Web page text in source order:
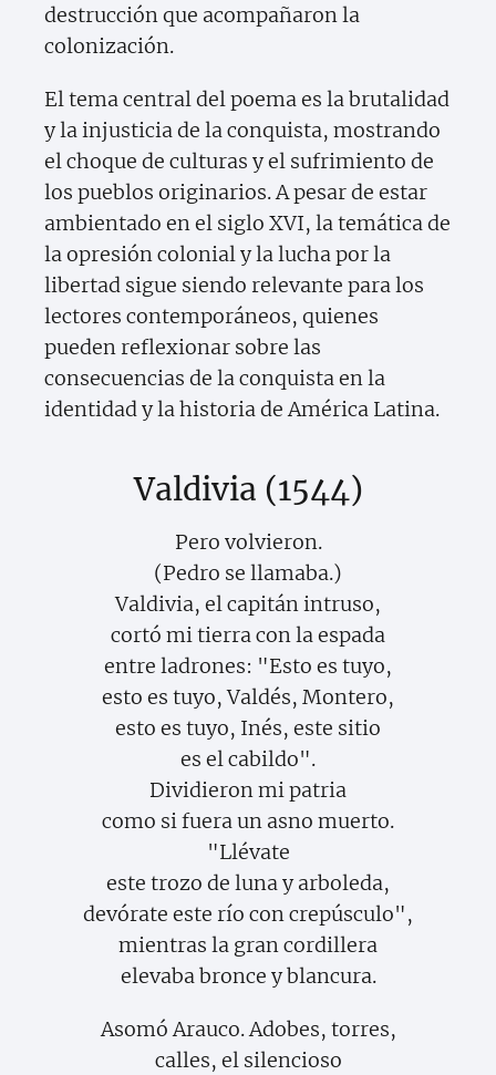
destrucción que acompañaron la
colonización.
El tema central del poema es la brutalidad
y la injusticia de la conquista, mostrando
el choque de culturas y el sufrimiento de
los pueblos originarios. A pesar de estar
ambientado en el siglo XVI, la temática de
la opresión colonial y la lucha por la
libertad sigue siendo relevante para los
lectores contemporáneos, quienes
pueden reflexionar sobre las
consecuencias de la conquista en la
identidad y la historia de América Latina.
Valdivia (1544)
Pero volvieron.
(Pedro se llamaba.)
Valdivia, el capitán intruso,
cortó mi tierra con la espada
entre ladrones: "Esto es tuyo,
esto es tuyo, Valdés, Montero,
esto es tuyo, Inés, este sitio
es el cabildo".
Dividieron mi patria
como si fuera un asno muerto.
"Llévate
este trozo de luna y arboleda,
devórate este río con crepúsculo",
mientras la gran cordillera
elevaba bronce y blancura.
Asomó Arauco. Adobes, torres,
calles, el silencioso